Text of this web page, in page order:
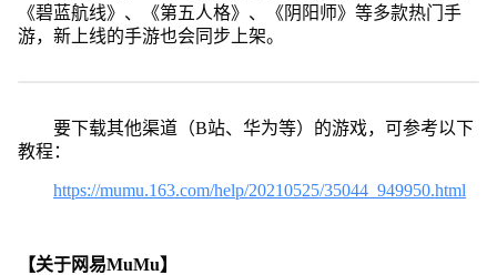
《碧蓝航线》、《第五人格》、《阴阳师》等多款热门手
游，新上线的手游也会同步上架。
要下载其他渠道（B站、华为等）的游戏，可参考以下
教程：
https://mumu.163.com/help/20210525/35044_949950.html
【关于网易MuMu】